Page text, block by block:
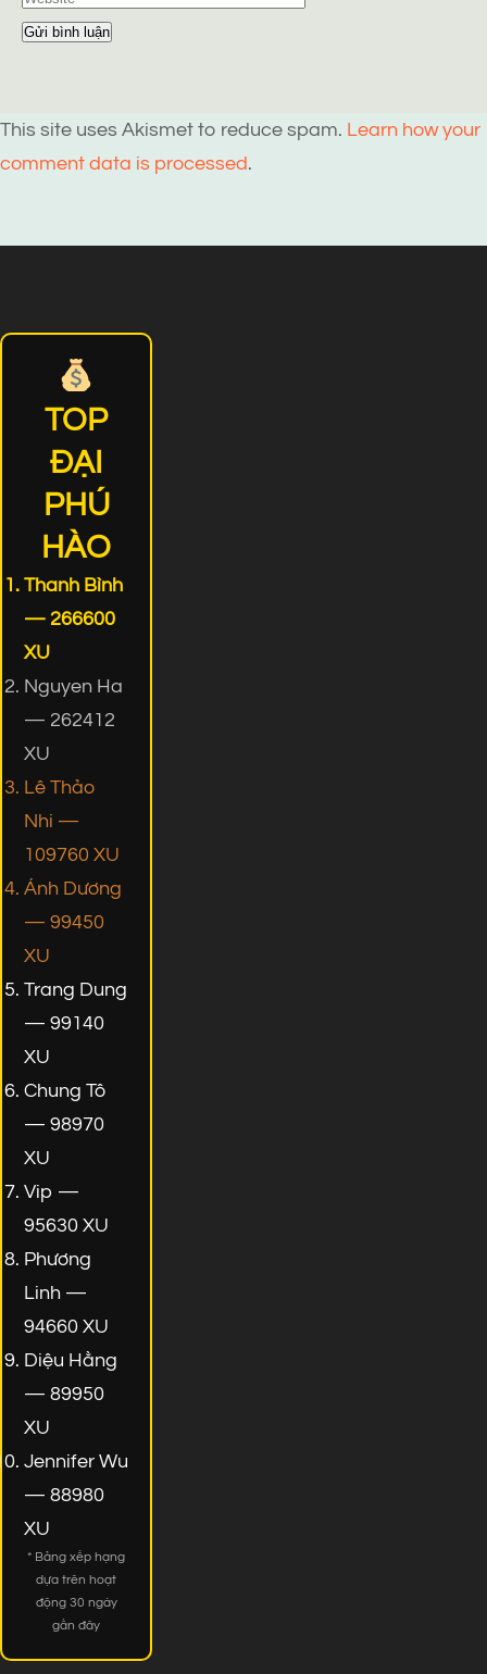
This site uses Akismet to reduce spam. Learn how your
comment data is processed.
TOP
ĐẠI
PHÚ
HÀO
Thanh Bình
— 266600
XU
Nguyen Ha
— 262412
XU
Lê Thảo
Nhi —
109760 XU
Ánh Dương
— 99450
XU
Trang Dung
— 99140
XU
Chung Tô
— 98970
XU
Vip —
95630 XU
Phương
Linh —
94660 XU
Diệu Hằng
— 89950
XU
Jennifer Wu
— 88980
XU
* Bảng xếp hạng
dựa trên hoạt
động 30 ngày
gần đây